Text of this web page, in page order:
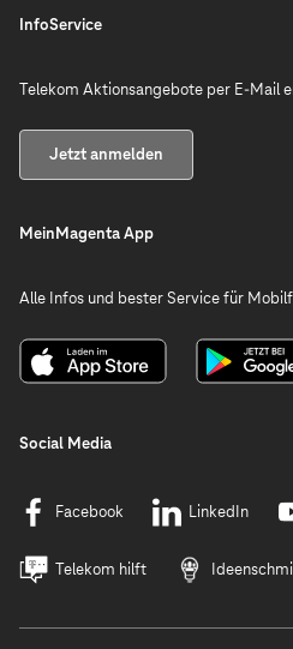
InfoService
Telekom Aktionsangebote per E-Mail
Jetzt anmelden
MeinMagenta App
Alle Infos und bester Service für
Social Media
Facebook LinkedIn
Telekom hilft